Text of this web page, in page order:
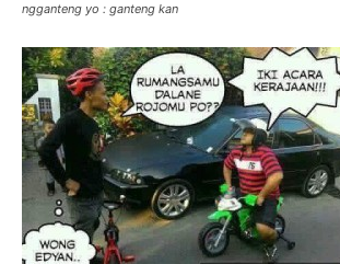
ngganteng yo : ganteng kan